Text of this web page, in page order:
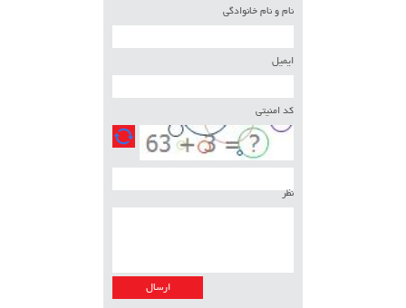
نام و نام خانوادگی
ایمیل
کد امنیتی
نظر